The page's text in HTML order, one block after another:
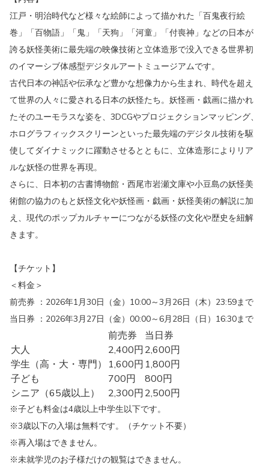
江戸・明治時代など様々な絵師によって描かれた「百鬼夜行絵
巻」「百物語」「鬼」「天狗」「河童」「付喪神」などの日本が
誇る妖怪美術に最先端の映像技術と立体造形で没入できる世界初
のイマーシブ体感型デジタルアートミュージアムです。
古代日本の神話や伝承など豊かな想像力から生まれ、時代を超え
て世界の人々に愛される日本の妖怪たち。妖怪画・戯画に描かれ
たそのユーモラスな姿を、3DCGやプロジェクションマッピング、
ホログラフィックスクリーンといった最先端のデジタル技術を駆
使してダイナミックに躍動させるとともに、立体造形によりリア
ルな妖怪の世界を再現。
さらに、日本初の古書博物館・西尾市岩瀬文庫や小豆島の妖怪美
術館の協力のもと妖怪文化や妖怪画・戯画・妖怪美術の解説に加
え、現代のポップカルチャーにつながる妖怪の文化や歴史を紐解
きます。
【チケット】
＜料金＞
前売券 ：2026年1月30日（金）10:00～3月26日（木）23:59まで
当日券 ：2026年3月27日（金）00:00～6月28日（日）16:30まで
前売券
当日券
大人
2,400円 2,600円
学生（高・大・専門）
1,600円 1,800円
子ども
700円
800円
シニア（65歳以上）
2,300円 2,500円
※子ども料金は4歳以上中学生以下です。
※3歳以下の入場は無料です。（チケット不要）
※再入場はできません。
※未就学児のお子様だけの観覧はできません。